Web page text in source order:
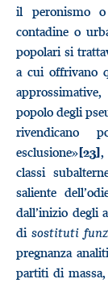
il peronismo
contadine o
popolari si
a cui offrivano
popolo degli
rivendicano
esclusione»[23],
classi
saliente
dall’inizio degli
disostituti
pregnanza
partiti di massa,